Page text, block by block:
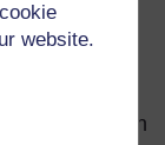
website.
avoir un
dans
qui soit un